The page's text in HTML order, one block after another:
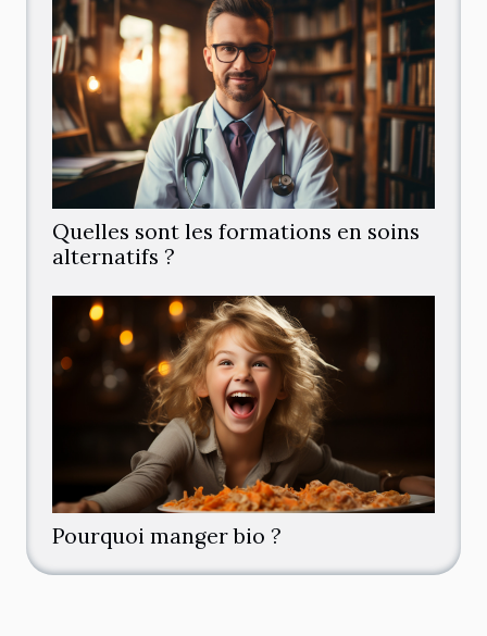
Quelles sont les formations en soins
alternatifs ?
Pourquoi manger bio ?